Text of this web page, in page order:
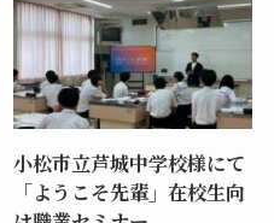
小松市立芦城中学校様にて
「ようこそ先輩」在校生向